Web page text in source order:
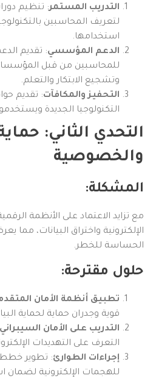
التدريب المستمر: تنظيم
لتعريف المحاسبين
استخدامها.
الدعم المؤسسي: تقديم
للمحاسبين من قبل
وتشجيع الابتكار والتعلم.
التحفيز والمكافآت: تقديم
التكنولوجيا الجديدة
التحدي الثاني:
والخصوصية
المشكلة:
مع تزايد الاعتماد على الأنظمة
الإلكترونية واختراق البيانات، مما
الحساسة للخطر.
حلول مقترحة:
تطبيق أنظمة الأمان
قوية وجدران حماية لحماية
التدريب على الأمان السيبراني
التعرف على التهديدات
إجراءات الطوارئ: تطوير
للهجمات الإلكترونية لضمان